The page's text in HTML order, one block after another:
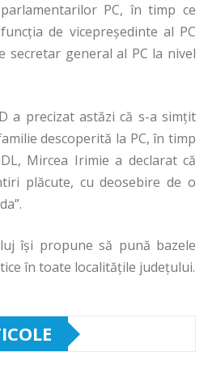
PC, în timp ce
de vicepreședinte al PC
secretar general al PC la nivel
a precizat astăzi că s-a simțit
descoperită la PC, în timp
Mircea Irimie a declarat că
plăcute, cu deosebire de o
își propune să pună bazele
în toate localitățile județului.